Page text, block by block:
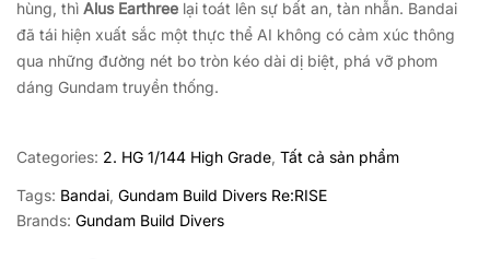
hùng, thì Alus Earthree lại toát lên sự bất an, tàn nhẫn. Bandai
đã tái hiện xuất sắc một thực thể AI không có cảm xúc thông
qua những đường nét bo tròn kéo dài dị biệt, phá vỡ phom
dáng Gundam truyền thống.
Categories: 2. HG 1/144 High Grade, Tất cả sản phẩm
Tags: Bandai, Gundam Build Divers Re:RISE
Brands: Gundam Build Divers